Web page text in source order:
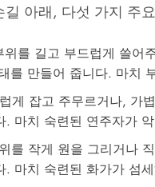
아래, 다섯 가지 주
를 길고 부드럽게 쓸
를 만들어 줍니다. 마
게 잡고 주무르거나, 가
마치 숙련된 연주자가
를 작게 원을 그리거나
마치 숙련된 화가가 섬